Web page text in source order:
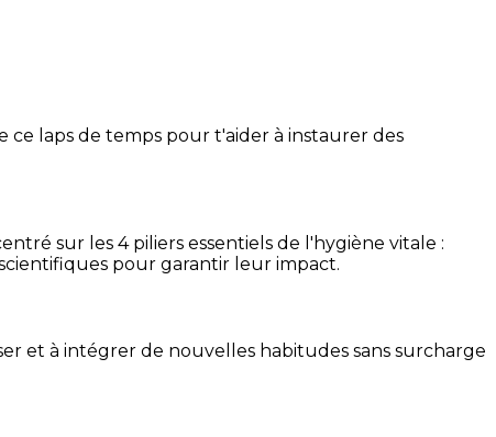
ce laps de temps pour t'aider à instaurer des
sur les 4 piliers essentiels de l'hygiène vitale :
pour garantir leur impact.
et à intégrer de nouvelles habitudes sans surcharge